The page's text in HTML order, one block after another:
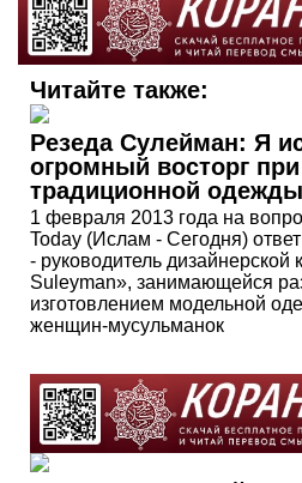
Читайте также:
Резеда Сулейман: Я
огромный восторг
традиционной одежды
1 февраля 2013 года на
Today (Ислам - Сегодня)
- руководитель дизайнерской
Suleyman», занимающейся
изготовлением модельной
женщин-мусульманок